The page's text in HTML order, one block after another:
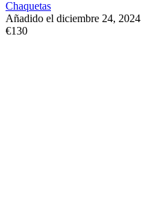
Chaquetas
Añadido el diciembre 24, 2024
€130